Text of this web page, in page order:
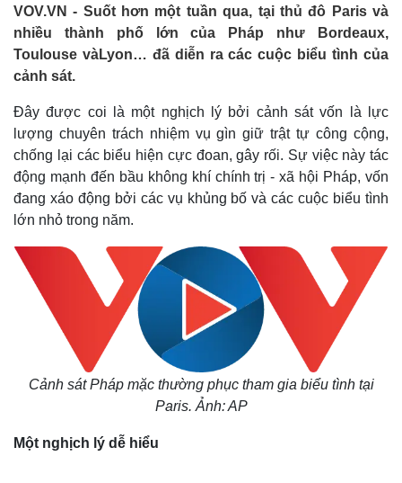
Việc làm
Biển đảo
VOV.VN - Suốt hơn một tuần qua, tại thủ đô Paris và
nhiều thành phố lớn của Pháp như Bordeaux,
Toulouse vàLyon… đã diễn ra các cuộc biểu tình của
cảnh sát.
Đây được coi là một nghịch lý bởi cảnh sát vốn là lực
lượng chuyên trách nhiệm vụ gìn giữ trật tự công cộng,
chống lại các biểu hiện cực đoan, gây rối. Sự việc này tác
động mạnh đến bầu không khí chính trị - xã hội Pháp, vốn
đang xáo động bởi các vụ khủng bố và các cuộc biểu tình
lớn nhỏ trong năm.
Cảnh sát Pháp mặc thường phục tham gia biểu tình tại
Paris. Ảnh: AP
Một nghịch lý dễ hiểu